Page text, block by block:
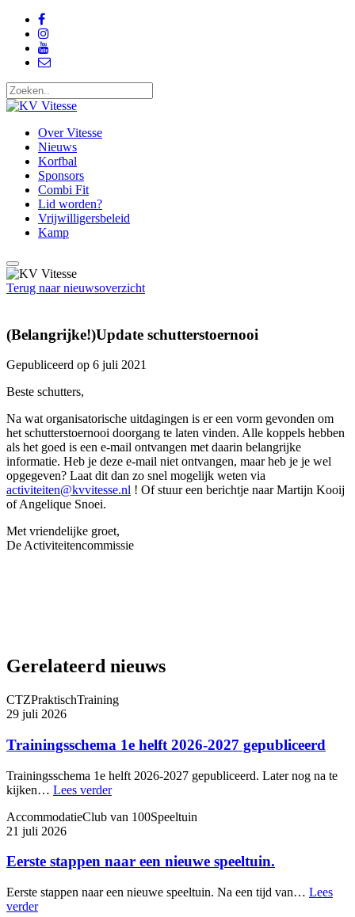
Over Vitesse
Nieuws
Korfbal
Sponsors
Combi Fit
Lid worden?
Vrijwilligersbeleid
Kamp
Terug naar nieuwsoverzicht
(Belangrijke!)Update schutterstoernooi
Gepubliceerd op 6 juli 2021
Beste schutters,
Na wat organisatorische uitdagingen is er een vorm gevonden om
het schutterstoernooi doorgang te laten vinden. Alle koppels hebben
als het goed is een e-mail ontvangen met daarin belangrijke
informatie. Heb je deze e-mail niet ontvangen, maar heb je je wel
opgegeven? Laat dit dan zo snel mogelijk weten via
activiteiten@kvvitesse.nl ! Of stuur een berichtje naar Martijn Kooij
of Angelique Snoei.
Met vriendelijke groet,
De Activiteitencommissie
Gerelateerd nieuws
CTZPraktischTraining
29 juli 2026
Trainingsschema 1e helft 2026-2027 gepubliceerd
Trainingsschema 1e helft 2026-2027 gepubliceerd. Later nog na te
kijken… Lees verder
AccommodatieClub van 100Speeltuin
21 juli 2026
Eerste stappen naar een nieuwe speeltuin.
Eerste stappen naar een nieuwe speeltuin. Na een tijd van… Lees
verder